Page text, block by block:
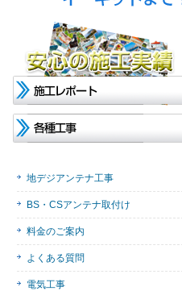
地デジアンテナ工事
BS・CSアンテナ取付け
料金のご案内
よくある質問
電気工事